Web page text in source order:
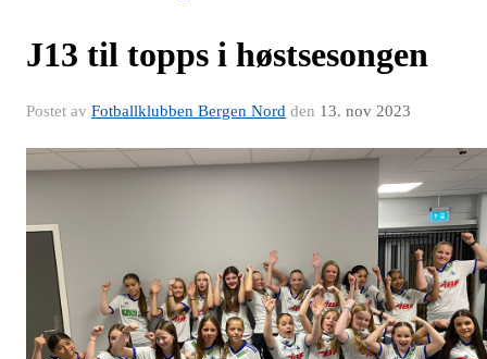
J13 til topps i høstsesongen
Postet av Fotballklubben Bergen Nord den 13. nov 2023